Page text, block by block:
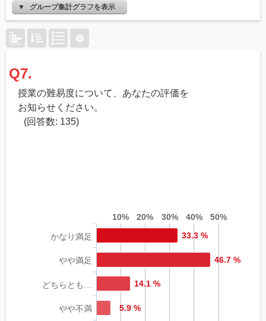
グループ集計グラフを表示
Q7.
授業の難易度について、あなたの評価を
お知らせください。
(回答数: 135)
10% 20% 30% 40% 50%
かなり満足
やや満足
どちらとも…
やや不満
33.3 %
46.7 %
14.1 %
5.9 %